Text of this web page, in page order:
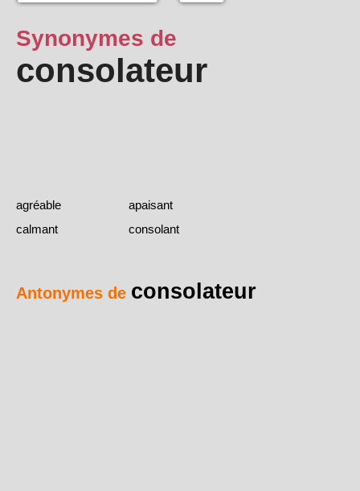
Synonymes de
consolateur
agréable
apaisant
calmant
consolant
Antonymes de consolateur